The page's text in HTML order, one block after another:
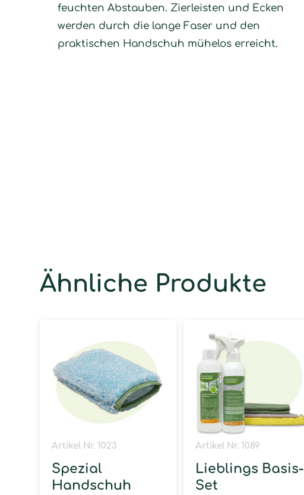
feuchten Abstauben. Zierleisten und Ecken
werden durch die lange Faser und den
praktischen Handschuh mühelos erreicht.
Ähnliche Produkte
Artikel Nr. 1023
Spezial
Handschuh
Artikel Nr. 1089
Lieblings Basis-
Set